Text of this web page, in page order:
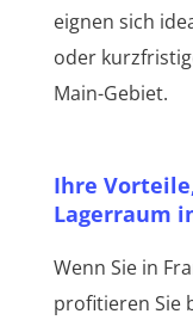
eignen sich
oder
Main-Gebiet.
Ihre
Lagerraum
Wenn Sie in
profitieren Sie